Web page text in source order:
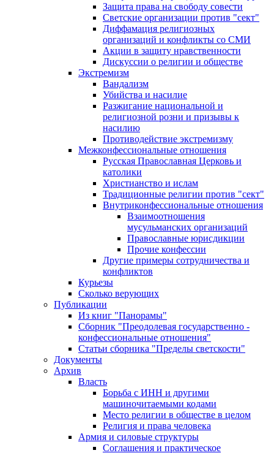
Защита права на свободу совести
Светские организации против "сект"
Диффамация религиозных
организаций и конфликты со СМИ
Акции в защиту нравственности
Дискуссии о религии и обществе
Экстремизм
Вандализм
Убийства и насилие
Разжигание национальной и
религиозной розни и призывы к
насилию
Противодействие экстремизму
Межконфессиональные отношения
Русская Православная Церковь и
католики
Христианство и ислам
Традиционные религии против "сект"
Внутриконфессиональные отношения
Взаимоотношения
мусульманских организаций
Православные юрисдикции
Прочие конфессии
Другие примеры сотрудничества и
конфликтов
Курьезы
Сколько верующих
Публикации
Из книг "Панорамы"
Сборник "Преодолевая государственно -
конфессиональные отношения"
Статьи сборника "Пределы светскости"
Документы
Архив
Власть
Борьба с ИНН и другими
машиночитаемыми кодами
Место религии в обществе в целом
Религия и права человека
Армия и силовые структуры
Соглашения и практическое